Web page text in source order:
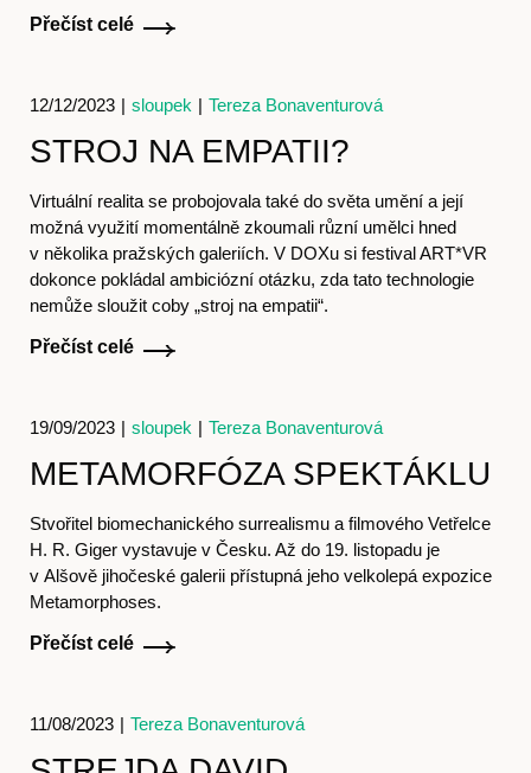
Články
Přečíst celé
12/12/2023 | sloupek | Tereza Bonaventurová
STROJ NA EMPATII?
Virtuální realita se probojovala také do světa umění a její
možná využití momentálně zkoumali různí umělci hned
v několika pražských galeriích. V DOXu si festival ART*VR
dokonce pokládal ambiciózní otázku, zda tato technologie
nemůže sloužit coby „stroj na empatii“.
Přečíst celé
19/09/2023 | sloupek | Tereza Bonaventurová
METAMORFÓZA SPEKTÁKLU
Stvořitel biomechanického surrealismu a filmového Vetřelce
H. R. Giger vystavuje v Česku. Až do 19. listopadu je
v Alšově jihočeské galerii přístupná jeho velkolepá expozice
Metamorphoses.
Přečíst celé
11/08/2023 | Tereza Bonaventurová